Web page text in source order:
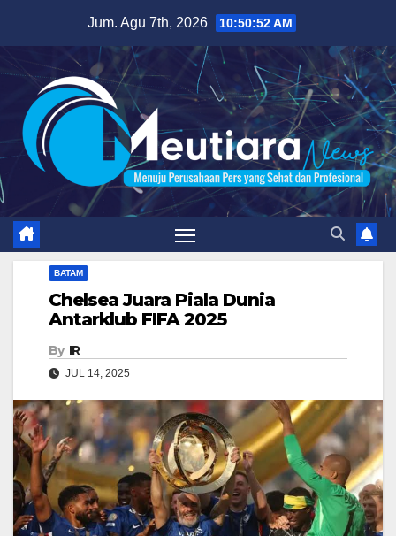
content
Jum. Agu 7th, 2026 10:50:53 AM
BATAM
Chelsea Juara Piala Dunia
Antarklub FIFA 2025
By IR
JUL 14, 2025